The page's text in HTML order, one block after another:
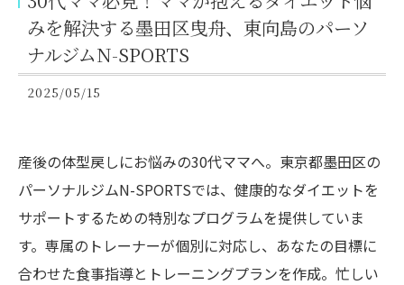
みを解決する墨田区曳舟、東向島のパーソ
ナルジムN-SPORTS
2025/05/15
産後の体型戻しにお悩みの30代ママへ。東京都墨田区の
パーソナルジムN-SPORTSでは、健康的なダイエットを
サポートするための特別なプログラムを提供していま
す。専属のトレーナーが個別に対応し、あなたの目標に
合わせた食事指導とトレーニングプランを作成。忙しい